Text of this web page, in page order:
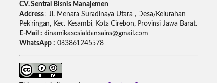
CV. Sentral Bisnis Manajemen
Address : Jl. Menara Suradinaya Utara , Desa/Kelurahan
Pekiringan, Kec. Kesambi, Kota Cirebon, Provinsi Jawa Barat.
E-Mail : dinamikasosialdansains@gmail.com
WhatsApp : 083861245578